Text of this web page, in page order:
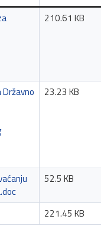
210.61 KB
Državno
23.23 KB
52.5 KB
221.45 KB